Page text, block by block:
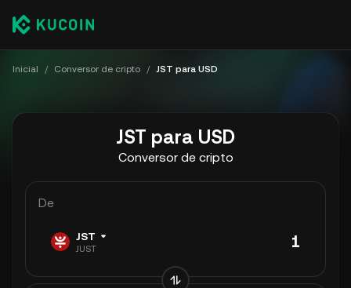
Inicial / Conversor de cripto / JST para USD
JST para USD
Conversor de cripto
De
JST
JUST